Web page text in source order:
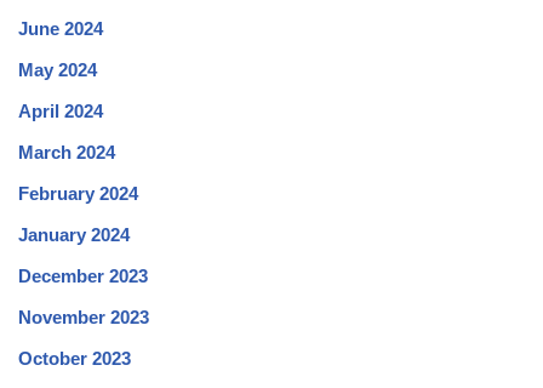
June 2024
May 2024
April 2024
March 2024
February 2024
January 2024
December 2023
November 2023
October 2023